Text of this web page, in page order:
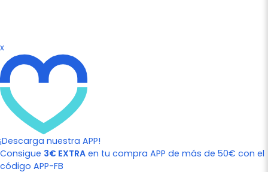
x
¡Descarga nuestra APP!
Consigue 3€ EXTRA en tu compra APP de más de 50€ con el
código APP-FB